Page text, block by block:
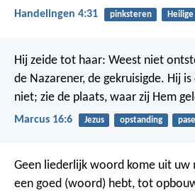
Handelingen 4:31 pinksteren
Hij zeide tot haar: Weest niet
de Nazarener, de gekruisigde. Hij
niet; zie de plaats, waar zij Hem
Marcus 16:6 Jezus opstanding
Geen liederlijk woord kome uit uw
een goed (woord) hebt, tot